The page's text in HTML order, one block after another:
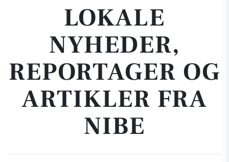
LOKALE
NYHEDER,
REPORTAGER OG
ARTIKLER FRA
NIBE